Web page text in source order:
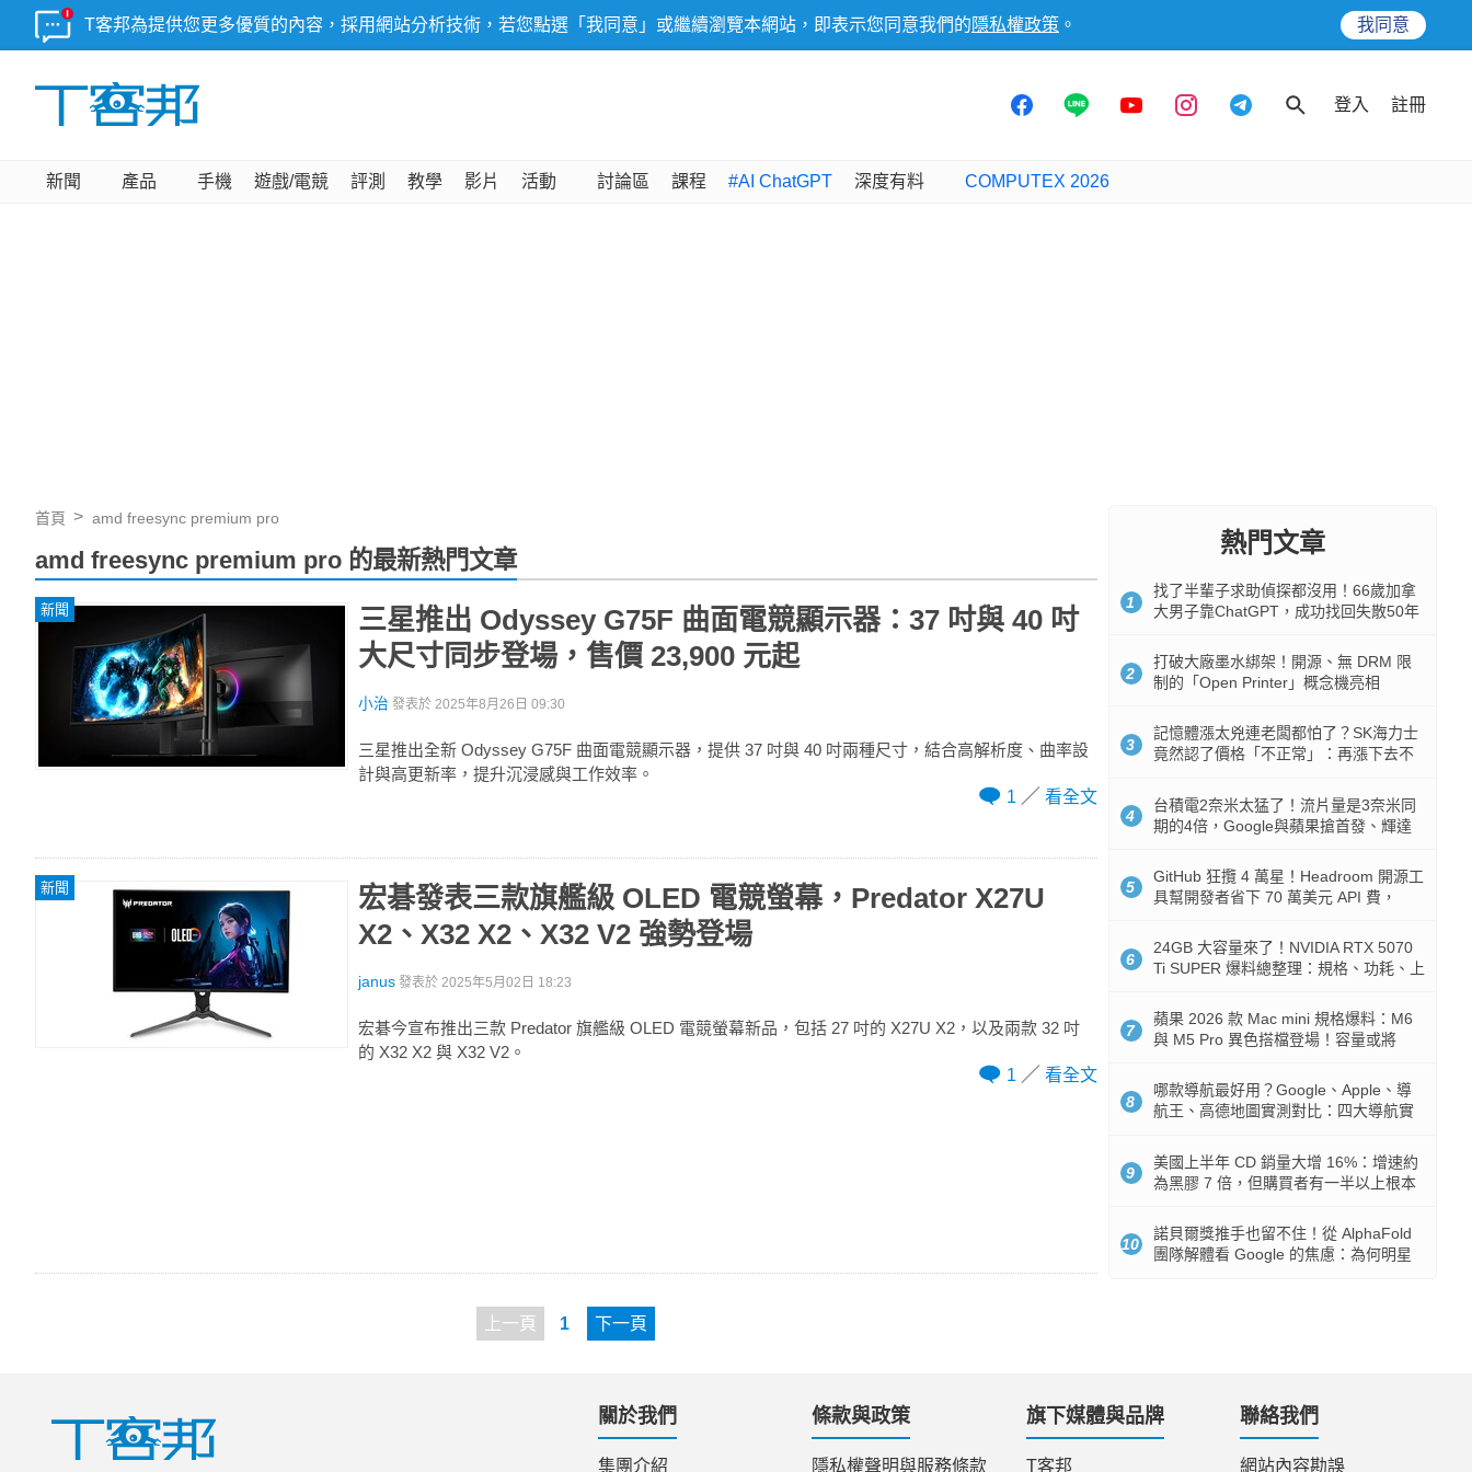
T客邦為提供您更多優質的內容，採用網站分析技術，若您點選「我同意」或繼續瀏覽本網站，即表示您同意我們的 隱私權政策 。 我同意
登入 註冊
新聞 產品 手機 遊戲/電競 評測 教學 影片 活動 討論區 課程 #AI ChatGPT 深度有料 COMPUTEX 2026
首頁 amd freesync premium pro
amd freesync premium pro 的最新熱門文章
新聞
三星推出 Odyssey G75F 曲面電競顯示器：37 吋與 40 吋
大尺寸同步登場，售價 23,900 元起
小治 發表於 2025年8月26日 09:30
三星推出全新 Odyssey G75F 曲面電競顯示器，提供 37 吋與 40 吋兩種尺寸，結合高解析度、曲率設
計與高更新率，提升沉浸感與工作效率。
1
看全文
新聞
宏碁發表三款旗艦級 OLED 電競螢幕，Predator X27U
X2、X32 X2、X32 V2 強勢登場
janus 發表於 2025年5月02日 18:23
宏碁今宣布推出三款 Predator 旗艦級 OLED 電競螢幕新品，包括 27 吋的 X27U X2，以及兩款 32 吋
的 X32 X2 與 X32 V2。
1
看全文
上一頁 1 下一頁
熱門文章
1
找了半輩子求助偵探都沒用！66歲加拿
大男子靠ChatGPT，成功找回失散50年
2
打破大廠墨水綁架！開源、無 DRM 限
制的「Open Printer」概念機亮相
3
記憶體漲太兇連老闆都怕了？SK海力士
竟然認了價格「不正常」：再漲下去不
4
台積電2奈米太猛了！流片量是3奈米同
期的4倍，Google與蘋果搶首發、輝達
5
GitHub 狂攬 4 萬星！Headroom 開源工
具幫開發者省下 70 萬美元 API 費，
6
24GB 大容量來了！NVIDIA RTX 5070
Ti SUPER 爆料總整理：規格、功耗、上
7
蘋果 2026 款 Mac mini 規格爆料：M6
與 M5 Pro 異色搭檔登場！容量或將
8
哪款導航最好用？Google、Apple、導
航王、高德地圖實測對比：四大導航實
9
美國上半年 CD 銷量大增 16%：增速約
為黑膠 7 倍，但購買者有一半以上根本
10
諾貝爾獎推手也留不住！從 AlphaFold
團隊解體看 Google 的焦慮：為何明星
關於我們
集團介紹
條款與政策
隱私權聲明與服務條款
旗下媒體與品牌
T客邦
聯絡我們
網站內容勘誤